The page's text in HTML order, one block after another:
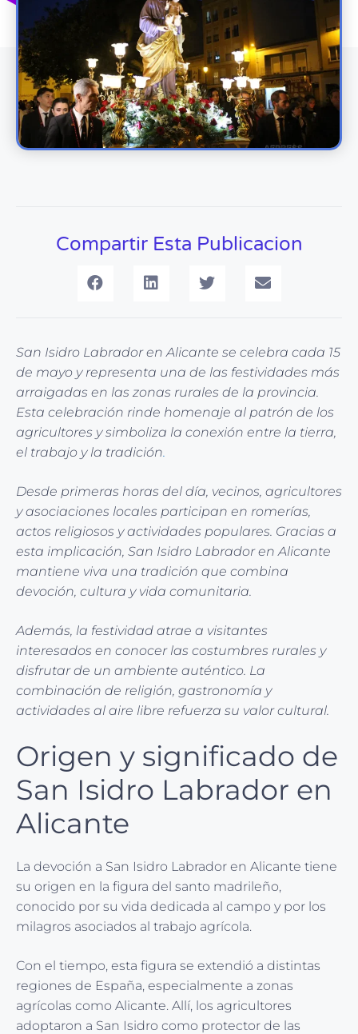
Compartir Esta Publicacion
San Isidro Labrador en Alicante se celebra cada 15
de mayo y representa una de las festividades más
arraigadas en las zonas rurales de la provincia.
Esta celebración rinde homenaje al patrón de los
agricultores y simboliza la conexión entre la tierra,
el trabajo y la tradición.
Desde primeras horas del día, vecinos, agricultores
y asociaciones locales participan en romerías,
actos religiosos y actividades populares. Gracias a
esta implicación, San Isidro Labrador en Alicante
mantiene viva una tradición que combina
devoción, cultura y vida comunitaria.
Además, la festividad atrae a visitantes
interesados en conocer las costumbres rurales y
disfrutar de un ambiente auténtico. La
combinación de religión, gastronomía y
actividades al aire libre refuerza su valor cultural.
Origen y significado de
San Isidro Labrador en
Alicante
La devoción a San Isidro Labrador en Alicante tiene
su origen en la figura del santo madrileño,
conocido por su vida dedicada al campo y por los
milagros asociados al trabajo agrícola.
Con el tiempo, esta figura se extendió a distintas
regiones de España, especialmente a zonas
agrícolas como Alicante. Allí, los agricultores
adoptaron a San Isidro como protector de las